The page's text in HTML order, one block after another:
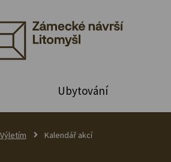
Ubytování
Výletím Kalendář akcí